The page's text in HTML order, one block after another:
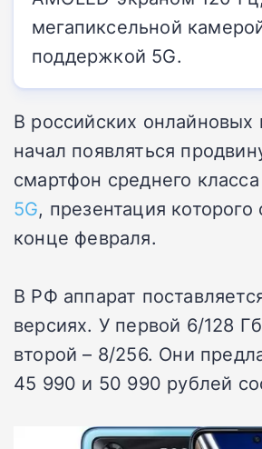
мегапиксельной
поддержкой 5G.
В российских онлайновых
начал появляться
смартфон среднего класса
5G, презентация которого
конце февраля.
В РФ аппарат
версиях. У первой 6/128
второй – 8/256. Они
45 990 и 50 990 рублей